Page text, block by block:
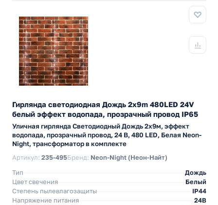
Гирлянда светодиодная Дождь 2x9m 480LED 24V
белый эффект водопада, прозрачный провод IP65
Уличная гирлянда Светодиодный Дождь 2х9м, эффект
водопада, прозрачный провод, 24 В, 480 LED, Белая Neon-
Night, трансформатор в комплекте
Артикул: 235-495Бренд: Neon-Night (Неон-Найт)
Тип
Дождь
Цвет свечения
Белый
Степень пылевлагозащиты
IP44
Напряжение питания
24В